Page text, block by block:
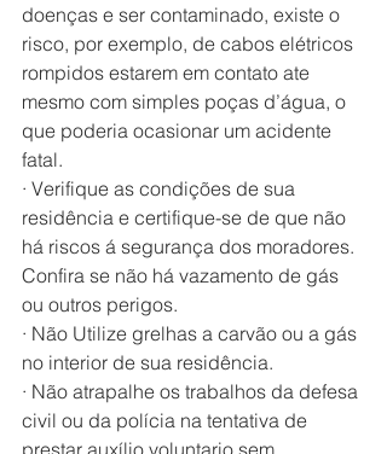
doenças e ser contaminado, existe o
risco, por exemplo, de cabos elétricos
rompidos estarem em contato ate
mesmo com simples poças d’água, o
que poderia ocasionar um acidente
fatal.
· Verifique as condições de sua
residência e certifique-se de que não
há riscos á segurança dos moradores.
Confira se não há vazamento de gás
ou outros perigos.
· Não Utilize grelhas a carvão ou a gás
no interior de sua residência.
· Não atrapalhe os trabalhos da defesa
civil ou da polícia na tentativa de